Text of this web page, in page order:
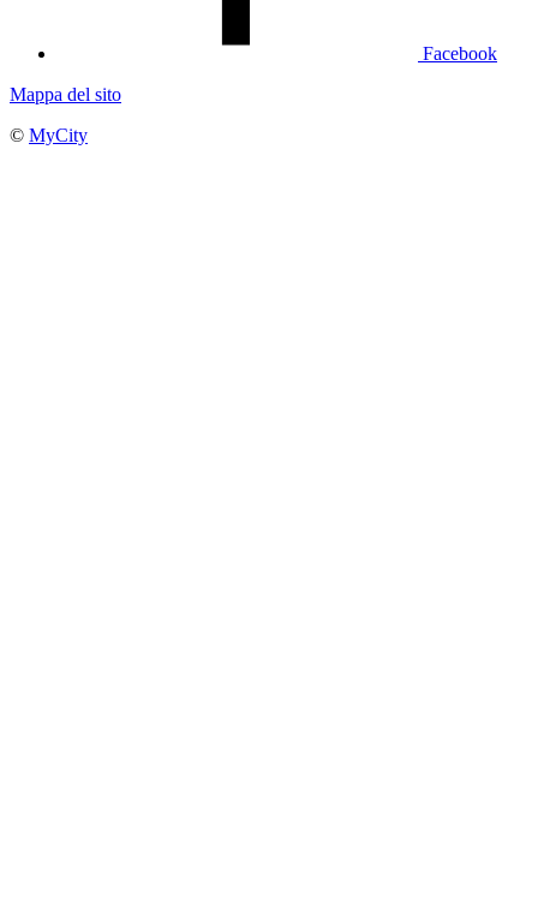
Facebook
Mappa del sito
© MyCity